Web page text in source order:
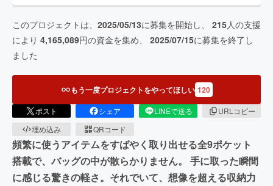
このプロジェクトは、 2025/05/13に募集を開始し、 215人の支援
により 4,165,089円の資金を集め、 2025/07/15に募集を終了し
ました
もう一度プロジェクトをやってほしい 120
ポスト シェア LINEで送る
URLコピー
埋め込み
QRコード
頻繁に使うアイテムをすばやく取り出せる全9ポケット
搭載で、バッグの中が散らかりません。 手に取った瞬間
に感じる驚きの軽さ。それでいて、想像を超える収納力